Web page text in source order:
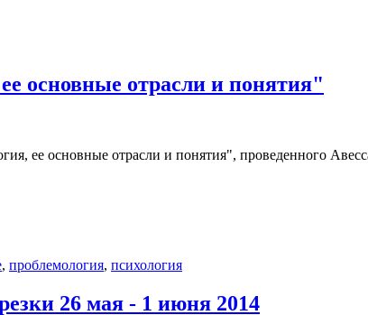
основные отрасли и понятия"
ее основные отрасли и понятия", проведенного
, проблемология, психология
26 мая - 1 июня 2014